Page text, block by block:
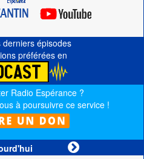
derniers épisodes
préférées en
Radio Espérance ?
à poursuivre ce service !